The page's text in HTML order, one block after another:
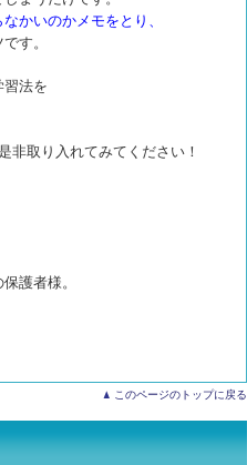
かいのかメモをとり、
す。
習法を
非取り入れてみてください！
護者様。
このページのトップに戻る